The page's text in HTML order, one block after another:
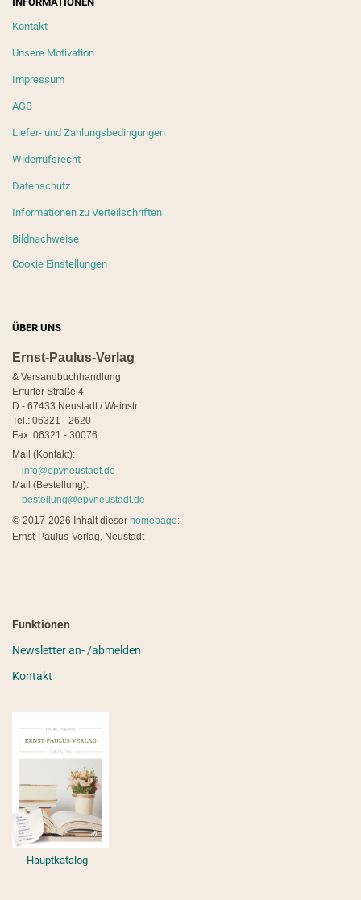
Kontakt
Unsere Motivation
Impressum
AGB
Liefer- und Zahlungsbedingungen
Widerrufsrecht
Datenschutz
Informationen zu Verteilschriften
Bildnachweise
Cookie Einstellungen
ÜBER UNS
Ernst-Paulus-Verlag
& Versandbuchhandlung
Erfurter Straße 4
D - 67433 Neustadt / Weinstr.
Tel.: 06321 - 2620
Fax: 06321 - 30076
Mail (Kontakt):
info@epvneustadt.de
Mail (Bestellung):
bestellung@epvneustadt.de
© 2017-2026 Inhalt dieser homepage:
Ernst-Paulus-Verlag, Neustadt
Funktionen
Newsletter an- /abmelden
Kontakt
Hauptkatalog